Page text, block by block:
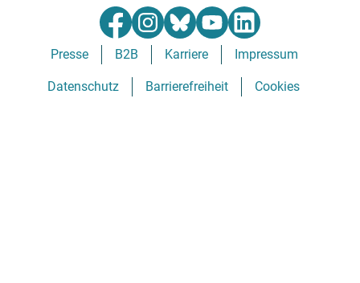
Presse B2B Karriere Impressum
Datenschutz Barrierefreiheit Cookies